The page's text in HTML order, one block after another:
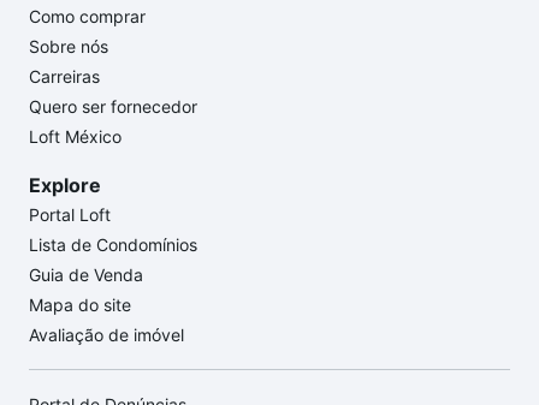
Como comprar
Sobre nós
Carreiras
Quero ser fornecedor
Loft México
Explore
Portal Loft
Lista de Condomínios
Guia de Venda
Mapa do site
Avaliação de imóvel